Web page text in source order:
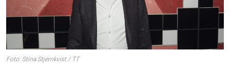
Foto: Stina Stjernkvist / TT